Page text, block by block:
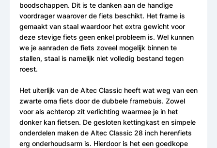
boodschappen. Dit is te danken aan de handige
voordrager waarover de fiets beschikt. Het frame is
gemaakt van staal waardoor het extra gewicht voor
deze stevige fiets geen enkel probleem is. Wel kunnen
we je aanraden de fiets zoveel mogelijk binnen te
stallen, staal is namelijk niet volledig bestand tegen
roest.
Het uiterlijk van de Altec Classic heeft wat weg van een
zwarte oma fiets door de dubbele framebuis. Zowel
voor als achterop zit verlichting waarmee je in het
donker kan fietsen. De gesloten kettingkast en simpele
onderdelen maken de Altec Classic 28 inch herenfiets
erg onderhoudsarm is. Hierdoor is het een goedkope